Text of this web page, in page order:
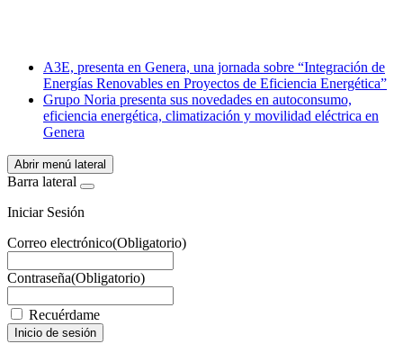
WhatsApp
A3E, presenta en Genera, una jornada sobre “Integración de
Energías Renovables en Proyectos de Eficiencia Energética”
Grupo Noria presenta sus novedades en autoconsumo,
eficiencia energética, climatización y movilidad eléctrica en
Genera
Abrir menú lateral
Barra lateral
Iniciar Sesión
Correo electrónico(Obligatorio)
Contraseña(Obligatorio)
Recuérdame